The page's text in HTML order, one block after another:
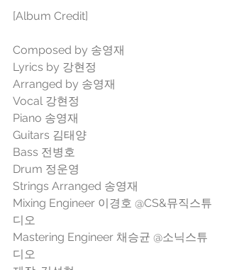
[Album Credit]
Composed by 송영재
Lyrics by 강현정
Arranged by 송영재
Vocal 강현정
Piano 송영재
Guitars 김태양
Bass 전병호
Drum 정운영
Strings Arranged 송영재
Mixing Engineer 이경호 @CS&뮤직스튜
디오
Mastering Engineer 채승균 @소닉스튜
디오